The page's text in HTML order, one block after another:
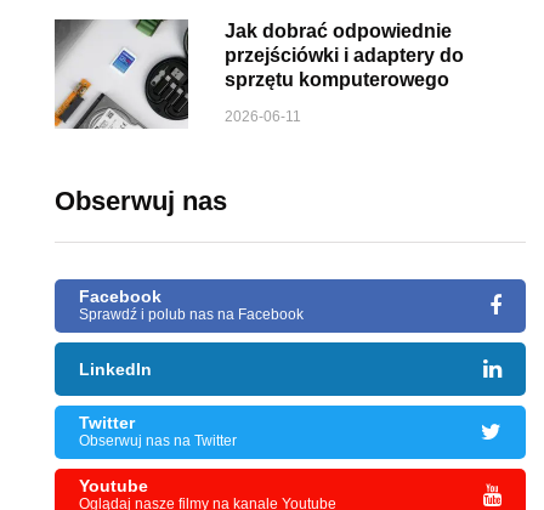
Jak dobrać odpowiednie
przejściówki i adaptery do
sprzętu komputerowego
2026-06-11
Obserwuj nas
Facebook
Sprawdź i polub nas na Facebook
LinkedIn
Twitter
Obserwuj nas na Twitter
Youtube
Oglądaj nasze filmy na kanale Youtube